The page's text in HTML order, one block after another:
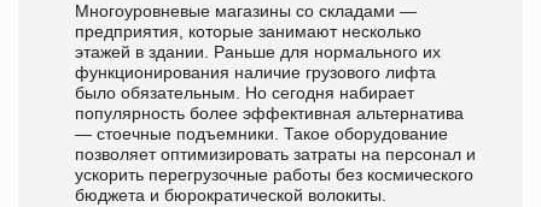
Многоуровневые магазины со складами —
предприятия, которые занимают несколько
этажей в здании. Раньше для нормального их
функционирования наличие грузового лифта
было обязательным. Но сегодня набирает
популярность более эффективная альтернатива
— стоечные подъемники. Такое оборудование
позволяет оптимизировать затраты на персонал и
ускорить перегрузочные работы без космического
бюджета и бюрократической волокиты.